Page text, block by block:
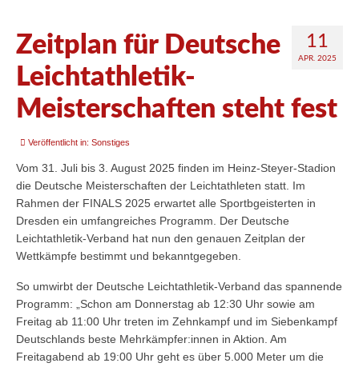
Neubau
Fakten
Galerie
Events
11
APR. 2025
Zeitplan für Deutsche
Leichtathletik-
Meisterschaften steht fest
Veröffentlicht in: Sonstiges
Vom 31. Juli bis 3. August 2025 finden im Heinz-Steyer-Stadion
die Deutsche Meisterschaften der Leichtathleten statt. Im
Rahmen der FINALS 2025 erwartet alle Sportbgeisterten in
Dresden ein umfangreiches Programm. Der Deutsche
Leichtathletik-Verband hat nun den genauen Zeitplan der
Wettkämpfe bestimmt und bekanntgegeben.
So umwirbt der Deutsche Leichtathletik-Verband das spannende
Programm: „Schon am Donnerstag ab 12:30 Uhr sowie am
Freitag ab 11:00 Uhr treten im Zehnkampf und im Siebenkampf
Deutschlands beste Mehrkämpfer:innen in Aktion. Am
Freitagabend ab 19:00 Uhr geht es über 5.000 Meter um die